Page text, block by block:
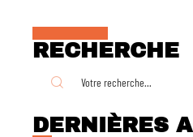
RECHERCHE
DERNIÈRES